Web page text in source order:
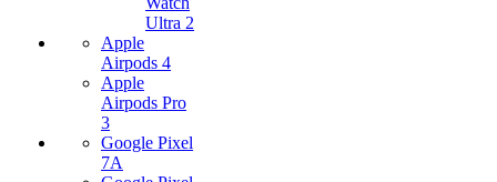
Ultra 2
Apple
Airpods 4
Apple
Airpods Pro
3
Google Pixel
7А